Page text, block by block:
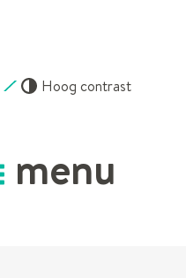
Hoog contrast
menu